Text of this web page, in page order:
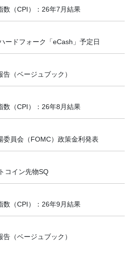
数（CPI）：26年7月結果
ードフォーク「eCash」予定日
（ベージュブック）
数（CPI）：26年8月結果
委員会（FOMC）政策金利発表
コイン先物SQ
数（CPI）：26年9月結果
（ベージュブック）